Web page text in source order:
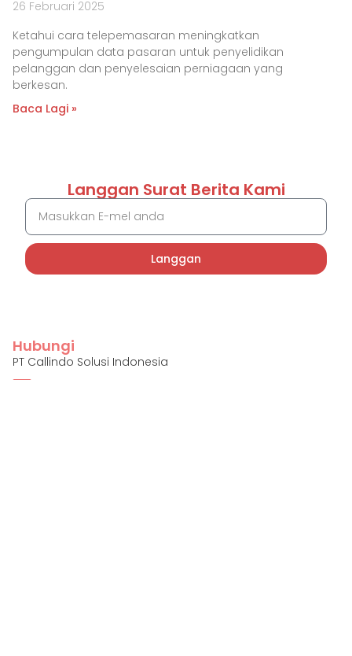
26 Februari 2025
Ketahui cara telepemasaran meningkatkan
pengumpulan data pasaran untuk penyelidikan
pelanggan dan penyelesaian perniagaan yang
berkesan.
Baca Lagi »
Langgan Surat Berita Kami
Langgan
Hubungi
PT Callindo Solusi Indonesia